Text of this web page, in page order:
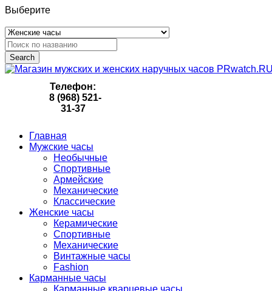
Выберите
Search
Телефон:
8 (968) 521-
31-37
Главная
Мужские часы
Необычные
Спортивные
Армейские
Механические
Классические
Женские часы
Керамические
Спортивные
Механические
Винтажные часы
Fashion
Карманные часы
Карманные кварцевые часы